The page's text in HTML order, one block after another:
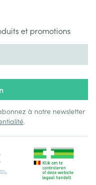
et promotions
à notre newsletter
.